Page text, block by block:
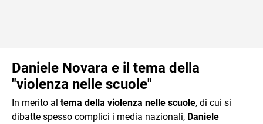
Daniele Novara e il tema della
"violenza nelle scuole"
In merito al tema della violenza nelle scuole, di cui si
dibatte spesso complici i media nazionali, Daniele